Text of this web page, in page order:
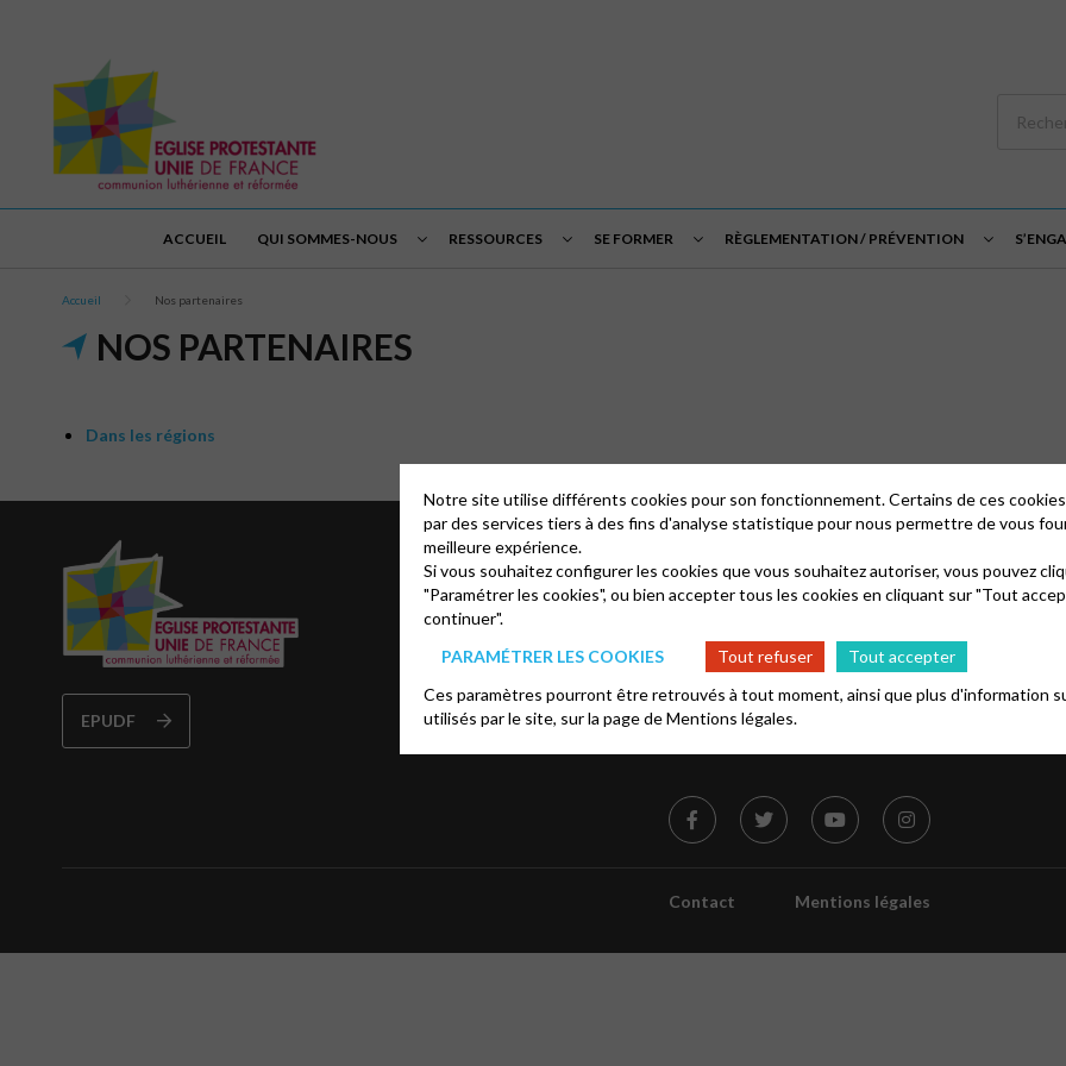
ACCUEIL QUI SOMMES-NOUS RESSOURCES SE FORMER RÈGLEMENTATION / PRÉVENTION
Accueil Nos partenaires
NOS PARTENAIRES
Dans les régions
EPUDF
Se former
WE national KT et jeunesse
Godly Play
Accueillir des mineurs en Église
Stop violences
Ressources
Contact Mentions légales
Notre site utilise différents cookies pour son fonctionnement. Certains de ces
par des services tiers à des fins d'analyse statistique pour nous permettre de vous
meilleure expérience.
Si vous souhaitez configurer les cookies que vous souhaitez autoriser, vous pouvez
"Paramétrer les cookies", ou bien accepter tous les cookies en cliquant sur "Tout
continuer".
PARAMÉTRER LES COOKIES
Tout refuser
Tout accepter
Ces paramètres pourront être retrouvés à tout moment, ainsi que plus d'information
utilisés par le site, sur la page deMentions légales.